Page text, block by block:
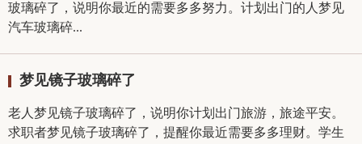
玻璃碎了，说明你最近的需要多多努力。计划出门的人梦见
汽车玻璃碎...
梦见镜子玻璃碎了
老人梦见镜子玻璃碎了，说明你计划出门旅游，旅途平安。
求职者梦见镜子玻璃碎了，提醒你最近需要多多理财。学生